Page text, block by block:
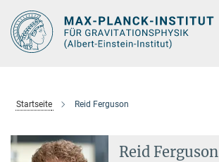
Hauptinhalt
Startseite Reid Ferguson
Reid Ferguson